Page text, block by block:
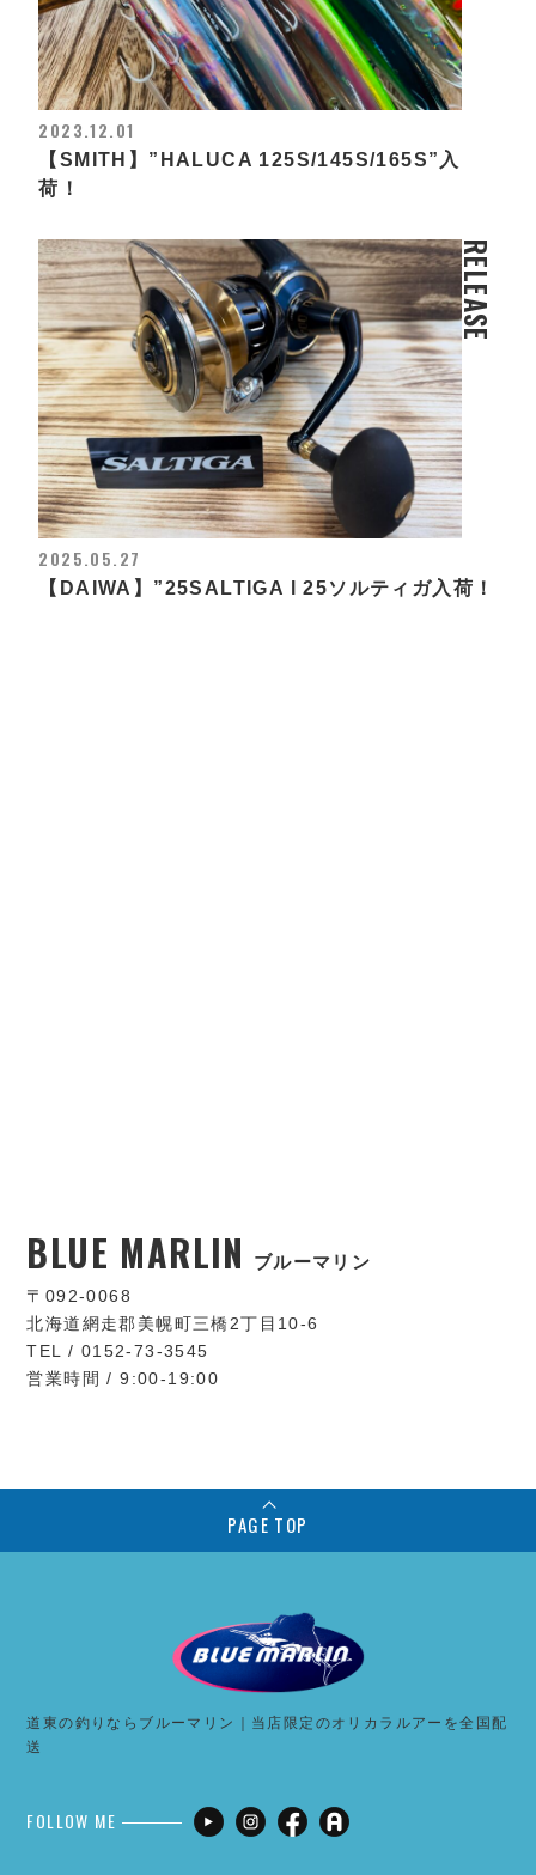
2023.12.01
【SMITH】”HALUCA 125S/145S/165S”入
荷！
RELEASE
2025.05.27
【DAIWA】”25SALTIGA l 25ソルティガ入荷！
BLUE MARLIN ブルーマリン
〒092-0068
北海道網走郡美幌町三橋2丁目10-6
TEL / 0152-73-3545
営業時間 / 9:00-19:00
PAGE TOP
道東の釣りならブルーマリン｜当店限定のオリカラルアーを全国配
送
FOLLOW ME